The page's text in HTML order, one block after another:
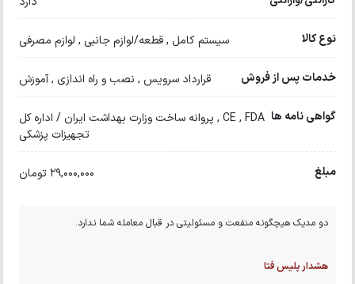
نوع کالا سیستم کامل , قطعه/لوازم جانبی , لوازم مصرفی
خدمات پس از فروش قرارداد سرویس , نصب و راه اندازی , آموزش
گواهی نامه ها
CE , FDA , پروانه ساخت وزارت بهداشت ایران / اداره کل
تجهیزات پزشکی
مبلغ 29,000,000 تومان
دو مدیک هیچگونه منفعت و مسئولیتی در قبال معامله شما ندارد.
هشدار پلیس فتا